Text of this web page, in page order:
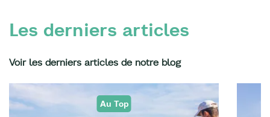
Les derniers articles
Voir les derniers articles de notre blog
Au Top